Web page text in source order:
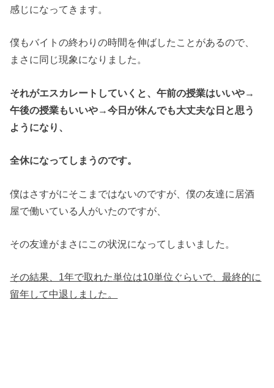
感じになってきます。
僕もバイトの終わりの時間を伸ばしたことがあるので、
まさに同じ現象になりました。
それがエスカレートしていくと、午前の授業はいいや→
午後の授業もいいや→今日が休んでも大丈夫な日と思う
ようになり、
全休になってしまうのです。
僕はさすがにそこまではないのですが、僕の友達に居酒
屋で働いている人がいたのですが、
その友達がまさにこの状況になってしまいました。
その結果、1年で取れた単位は10単位ぐらいで、最終的に
留年して中退しました。